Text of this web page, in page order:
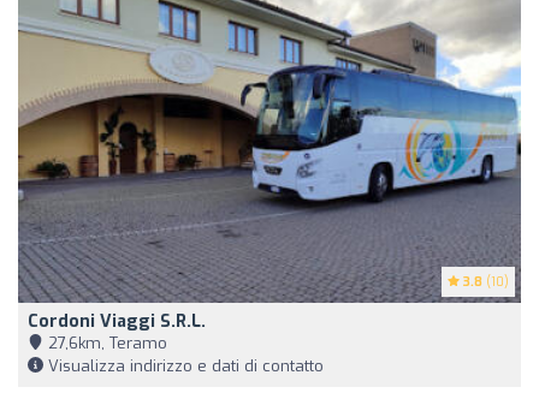
3.8 (10)
Cordoni Viaggi S.r.l.
27,6km, Teramo
Visualizza indirizzo e dati di contatto